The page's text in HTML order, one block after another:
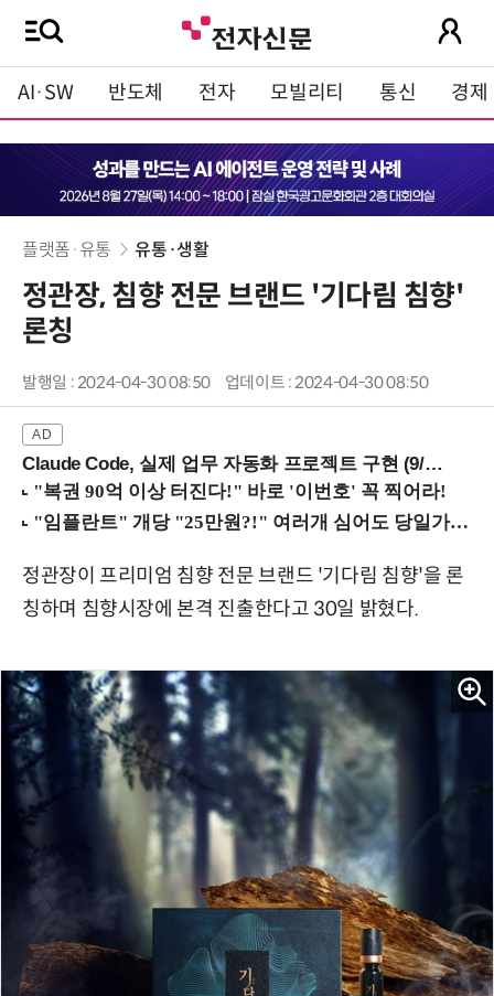
AI·SW 반도체 전자 모빌리티 통신 경제
플랫폼·유통 유통·생활
정관장, 침향 전문 브랜드 '기다림 침향'
론칭
발행일 : 2024-04-30 08:50 업데이트 : 2024-04-30 08:50
Claude Code, 실제 업무 자동화 프로젝트 구현 (9/16 ~17 강남역)
정관장이 프리미엄 침향 전문 브랜드 '기다림 침향'을 론
칭하며 침향시장에 본격 진출한다고 30일 밝혔다.